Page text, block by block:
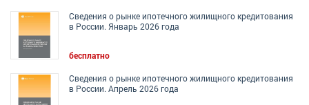
Сведения о рынке ипотечного жилищного кредитования
в России. Январь 2026 года
бесплатно
Сведения о рынке ипотечного жилищного кредитования
в России. Апрель 2026 года